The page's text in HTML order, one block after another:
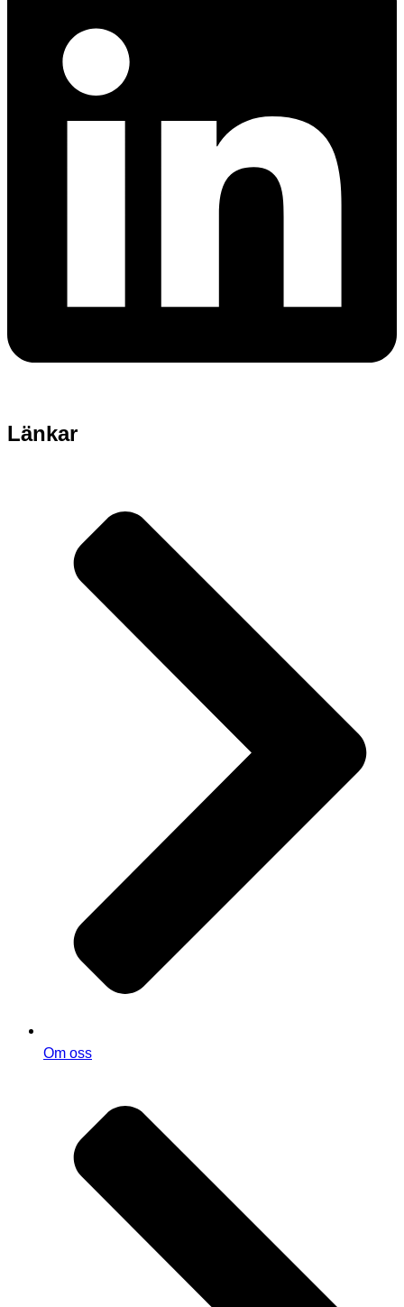
Länkar
Om oss